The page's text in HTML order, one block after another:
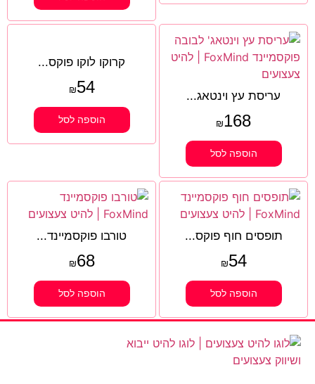
עריסת עץ וינטאג...
₪168
הוספה לסל
קרוקו לוקו פוקס...
₪54
הוספה לסל
תופסים חוף פוקס...
₪54
הוספה לסל
טורבו פוקסמיינד...
₪68
הוספה לסל